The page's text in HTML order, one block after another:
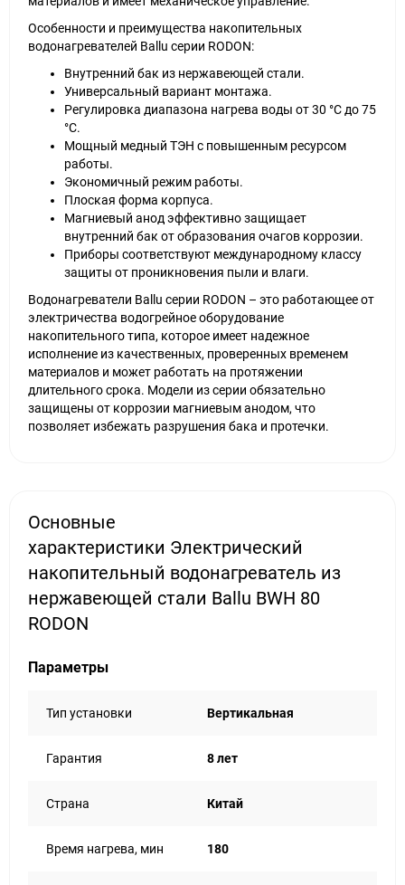
Особенности и преимущества накопительных
водонагревателей Ballu серии RODON:
Внутренний бак из нержавеющей стали.
Универсальный вариант монтажа.
Регулировка диапазона нагрева воды от 30 °С до 75
°С.
Мощный медный ТЭН с повышенным ресурсом
работы.
Экономичный режим работы.
Плоская форма корпуса.
Магниевый анод эффективно защищает
внутренний бак от образования очагов коррозии.
Приборы соответствуют международному классу
защиты от проникновения пыли и влаги.
Водонагреватели Ballu серии RODON – это работающее от
электричества водогрейное оборудование
накопительного типа, которое имеет надежное
исполнение из качественных, проверенных временем
материалов и может работать на протяжении
длительного срока. Модели из серии обязательно
защищены от коррозии магниевым анодом, что
позволяет избежать разрушения бака и протечки.
Основные
характеристики Электрический
накопительный водонагреватель из
нержавеющей стали Ballu BWH 80
RODON
Параметры
Тип установки Вертикальная
Гарантия 8 лет
Страна Китай
Время нагрева, мин 180